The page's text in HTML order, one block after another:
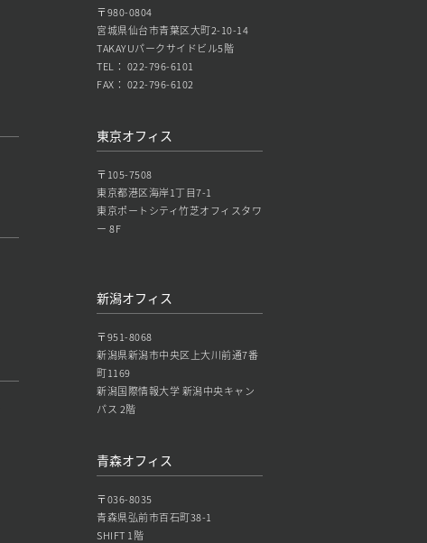
〒980-0804
宮城県仙台市青葉区大町2-10-14
TAKAYUパークサイドビル5階
TEL： 022-796-6101
FAX： 022-796-6102
東京オフィス
〒105-7508
東京都港区海岸1丁目7-1
東京ポートシティ竹芝オフィスタワ
ー 8F
新潟オフィス
〒951-8068
新潟県新潟市中央区上大川前通7番
町1169
新潟国際情報大学 新潟中央キャン
パス 2階
青森オフィス
〒036-8035
青森県弘前市百石町38-1
SHIFT 1階